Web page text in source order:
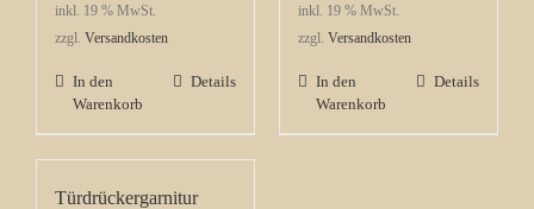
inkl. 19 % MwSt.
zzgl. Versandkosten
In den
Warenkorb
Details
inkl. 19 % MwSt.
zzgl. Versandkosten
In den
Warenkorb
Details
Türdrückergarnitur